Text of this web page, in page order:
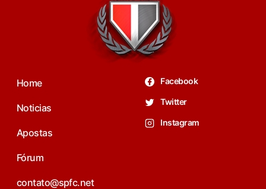
Home
Noticias
Apostas
Fórum
contato@spfc.net
Facebook
Twitter
Instagram